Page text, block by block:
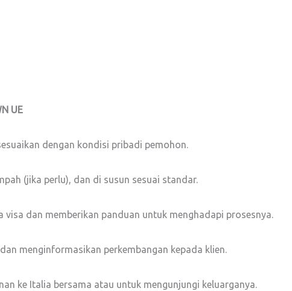
UE
dengan kondisi pribadi pemohon.
(jika perlu), dan di susun sesuai standar.
dan memberikan panduan untuk menghadapi prosesnya.
menginformasikan perkembangan kepada klien.
ke Italia bersama atau untuk mengunjungi keluarganya.